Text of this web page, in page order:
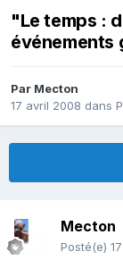
"Le temps :
événements
Par Mecton
17 avril 2008 dans
Mecton
Posté(e)